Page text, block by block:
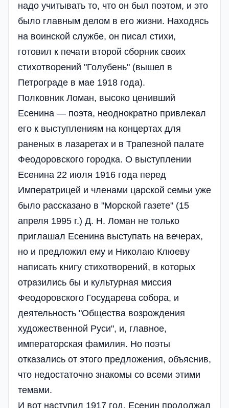
надо учитывать то, что он был поэтом, и это
было главным делом в его жизни. Находясь
на воинской службе, он писал стихи,
готовил к печати второй сборник своих
стихотворений "Голубень" (вышел в
Петрограде в мае 1918 года).
Полковник Ломан, высоко ценивший
Есенина — поэта, неоднократно привлекал
его к выступлениям на концертах для
раненых в лазаретах и в Трапезной палате
Феодоровского городка. О выступлении
Есенина 22 июля 1916 года перед
Императрицей и членами царской семьи уже
было рассказано в "Морской газете" (15
апреля 1995 г.) Д. Н. Ломан не только
приглашал Есенина выступать на вечерах,
но и предложил ему и Николаю Клюеву
написать книгу стихотворений, в которых
отразились бы и культурная миссия
Феодоровского Государева собора, и
деятельность "Общества возрождения
художественной Руси", и, главное,
императорская фамилия. Но поэты
отказались от этого предложения, объяснив,
что недостаточно знакомы со всеми этими
темами.
И вот наступил 1917 год. Есенин продолжал